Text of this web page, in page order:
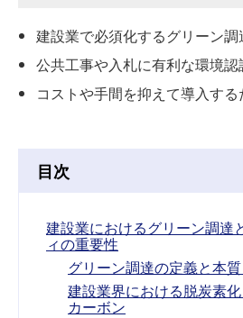
建設業で必須化するグリーン
公共工事や入札に有利な環境
コストや手間を抑えて導入す
目次
建設業におけるグリーン調達
ィの重要性
グリーン調達の定義と本質
建設業界における脱炭素
カーボン